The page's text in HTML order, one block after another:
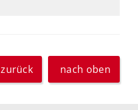
zurück nach oben